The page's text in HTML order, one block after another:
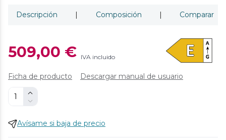
Descripción | Composición | Comparar
509,00 € IVA incluido
Ficha de producto Descargar manual de usuario
Avísame si baja de precio